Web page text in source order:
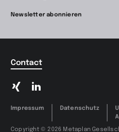
Newsletter abonnieren
Contact
Zu
wechseln
Zu
wechseln
Impressum Datenschutz
Copyright © 2026 Metaplan